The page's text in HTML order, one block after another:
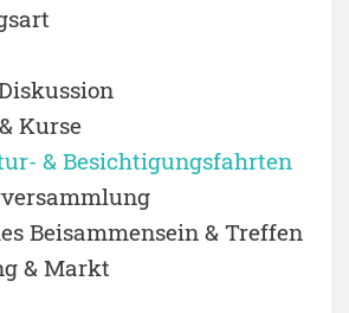
Kurse
& Besichtigungsfahrten
Beisammensein & Treffen
& Markt